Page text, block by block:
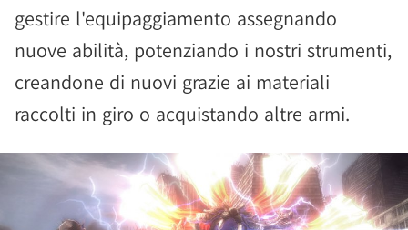
gestire l'equipaggiamento assegnando
nuove abilità, potenziando i nostri strumenti,
creandone di nuovi grazie ai materiali
raccolti in giro o acquistando altre armi.